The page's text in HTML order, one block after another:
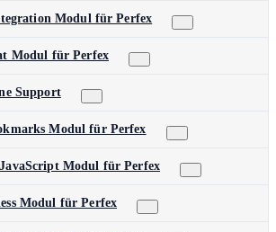
Modul für Perfex
Modul für Perfex
Support
Modul für Perfex
Modul für Perfex
Modul für Perfex